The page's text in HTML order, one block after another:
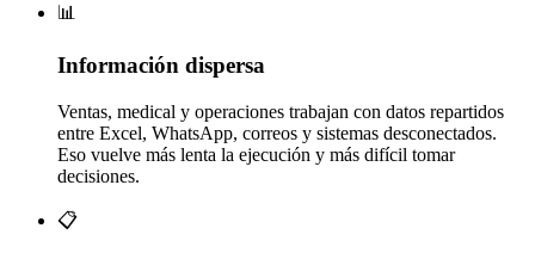
📊
Información dispersa
Ventas, medical y operaciones trabajan con datos repartidos
entre Excel, WhatsApp, correos y sistemas desconectados.
Eso vuelve más lenta la ejecución y más difícil tomar
decisiones.
📋